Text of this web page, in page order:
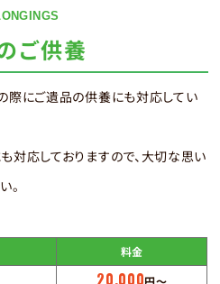
ご供養
際にご遺品の供養にも対応してい
対応しておりますので、大切な思い
。
料金